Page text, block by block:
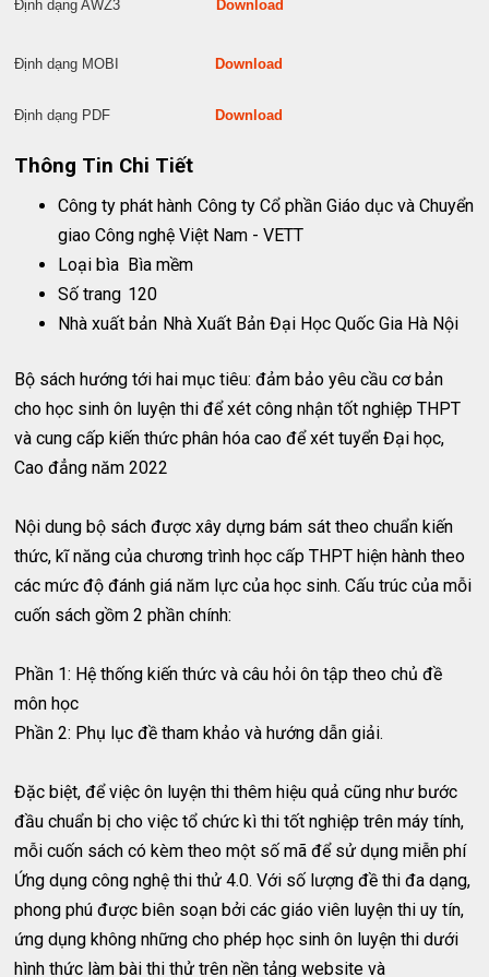
Định dạng AWZ3 Download
Định dạng MOBI Download
Định dạng PDF Download
Thông Tin Chi Tiết
Công ty phát hành Công ty Cổ phần Giáo dục và Chuyển
giao Công nghệ Việt Nam - VETT
Loại bìa Bìa mềm
Số trang 120
Nhà xuất bản Nhà Xuất Bản Đại Học Quốc Gia Hà Nội
Bộ sách hướng tới hai mục tiêu: đảm bảo yêu cầu cơ bản
cho học sinh ôn luyện thi để xét công nhận tốt nghiệp THPT
và cung cấp kiến thức phân hóa cao để xét tuyển Đại học,
Cao đẳng năm 2022
Nội dung bộ sách được xây dựng bám sát theo chuẩn kiến
thức, kĩ năng của chương trình học cấp THPT hiện hành theo
các mức độ đánh giá năm lực của học sinh. Cấu trúc của mỗi
cuốn sách gồm 2 phần chính:
Phần 1: Hệ thống kiến thức và câu hỏi ôn tập theo chủ đề
môn học
Phần 2: Phụ lục đề tham khảo và hướng dẫn giải.
Đặc biệt, để việc ôn luyện thi thêm hiệu quả cũng như bước
đầu chuẩn bị cho việc tổ chức kì thi tốt nghiệp trên máy tính,
mỗi cuốn sách có kèm theo một số mã để sử dụng miễn phí
Ứng dụng công nghệ thi thử 4.0. Với số lượng đề thi đa dạng,
phong phú được biên soạn bởi các giáo viên luyện thi uy tín,
ứng dụng không những cho phép học sinh ôn luyện thi dưới
hình thức làm bài thi thử trên nền tảng website và